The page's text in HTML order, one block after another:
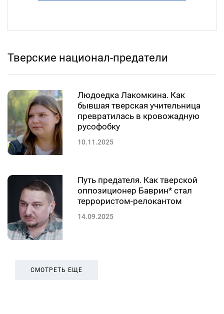
Тверские национал-предатели
Людоедка Лакомкина. Как
бывшая тверская учительница
превратилась в кровожадную
русофобку
10.11.2025
Путь предателя. Как тверской
оппозиционер Баврин* стал
террористом-релокантом
14.09.2025
СМОТРЕТЬ ЕЩЕ